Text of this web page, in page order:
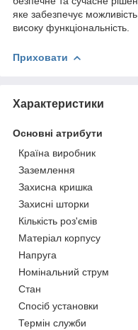
яке забезпечує
високу функціональність.
Приховати
Характеристики
Основні атрибути
Країна виробник
Заземлення
Захисна кришка
Захисні шторки
Кількість роз'ємів
Матеріал корпусу
Напруга
Номінальний струм
Стан
Спосіб установки
Термін служби